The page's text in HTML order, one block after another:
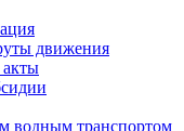
движения
водным транспортом